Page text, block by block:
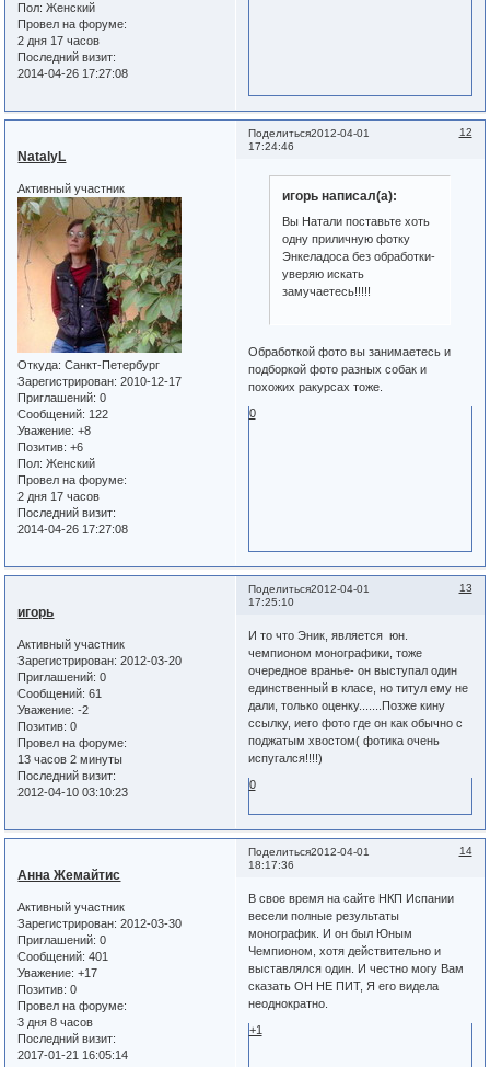
Пол: Женский
Провел на форуме:
2 дня 17 часов
Последний визит:
2014-04-26 17:27:08
Поделиться 12
2012-04-01
17:24:46
NatalyL
Активный участник
Откуда: Санкт-Петербург
Зарегистрирован: 2010-12-17
Приглашений: 0
Сообщений: 122
Уважение: +8
Позитив: +6
Пол: Женский
Провел на форуме:
2 дня 17 часов
Последний визит:
2014-04-26 17:27:08
игорь написал(а):
Вы Натали поставьте хоть
одну приличную фотку
Энкеладоса без обработки-
уверяю искать
замучаетесь!!!!!
Обработкой фото вы занимаетесь и
подборкой фото разных собак и
похожих ракурсах тоже.
0
Поделиться 13
2012-04-01
17:25:10
игорь
Активный участник
Зарегистрирован: 2012-03-20
Приглашений: 0
Сообщений: 61
Уважение: -2
Позитив: 0
Провел на форуме:
13 часов 2 минуты
Последний визит:
2012-04-10 03:10:23
И то что Эник, является юн.
чемпионом монографики, тоже
очередное вранье- он выступал один
единственный в класе, но титул ему не
дали, только оценку.......Позже кину
ссылку, иего фото где он как обычно с
поджатым хвостом( фотика очень
испугался!!!!)
0
Поделиться 14
2012-04-01
18:17:36
Анна Жемайтис
Активный участник
Зарегистрирован: 2012-03-30
Приглашений: 0
Сообщений: 401
Уважение: +17
Позитив: 0
Провел на форуме:
3 дня 8 часов
Последний визит:
2017-01-21 16:05:14
В свое время на сайте НКП Испании
весели полные результаты
монографик. И он был Юным
Чемпионом, хотя действительно и
выставлялся один. И честно могу Вам
сказать ОН НЕ ПИТ, Я его видела
неоднократно.
+1